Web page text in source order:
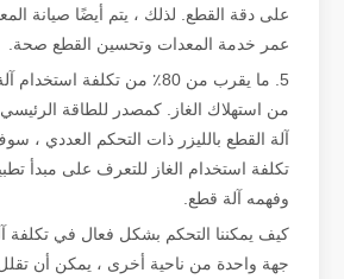
على دقة القطع. لذلك ، يتم أيضًا صيانة
عمر خدمة المعدات وتحسين القطع صحة.
5. ما يقرب من 80٪ من تكلفة
من استهلاك الغاز. كمصدر للطاقة الرئيسي
آلة القطع بالليزر ذات التحكم العددي ،
تكلفة استخدام الغاز للتعرف على مبدأ
وفهمه آلة قطع.
كيف يمكننا التحكم بشكل فعال في تكلفة
جهة واحدة من ناحية أخرى ، يمكن أن